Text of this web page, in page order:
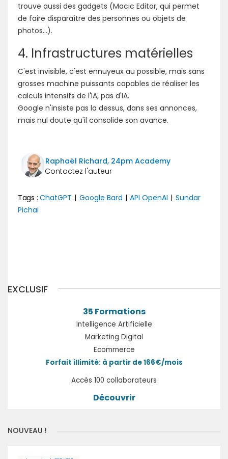
trouve aussi des gadgets (Macic Editor, qui permet
de faire disparaître des personnes ou objets de
photos...).
4. Infrastructures matérielles
C'est invisible, c'est ennuyeux au possible, mais sans
grosses machine puissants capables de réaliser les
calculs intensifs de l'IA, pas d'IA.
Google n'insiste pas la dessus, dans ses annonces,
mais nul doute qu'il consolide son avance.
Raphaël Richard, 24pm Academy
Tags : ChatGPT | Google Bard | API OpenAI | Sundar
Pichai
EXCLUSIF
35 Formations
Intelligence Artificielle
Marketing Digital
Ecommerce
Forfait illimité: à partir de 166€/mois
Accès 100 collaborateurs
Découvrir
NOUVEAU !